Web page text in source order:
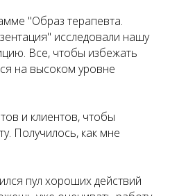
"Образ терапевта.
исследовали нашу
Все, чтобы избежать
на высоком уровне
и клиентов, чтобы
Получилось, как мне
пул хороших действий